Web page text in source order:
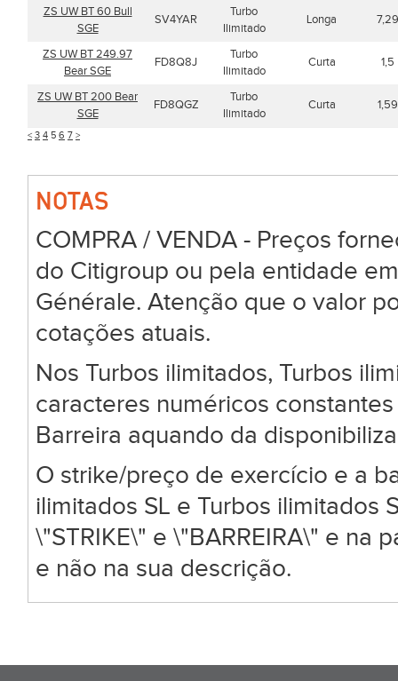
ZS UW BT 60 Bull
SGE
SV4YAR
Turbo
Ilimitado
Longa 7,29
ZS UW BT 249.97
Bear SGE
FD8Q8J
Turbo
Ilimitado
Curta 1,5
ZS UW BT 200 Bear
SGE
FD8QGZ
Turbo
Ilimitado
Curta 1,59
< 3 4 5 6 7 >
NOTAS
COMPRA / VENDA - Preços
do Citigroup ou pela entidade
Générale. Atenção que o valor
cotações atuais.
Nos Turbos ilimitados, Turbos
caracteres numéricos
Barreira aquando da
O strike/preço de exercício e a
ilimitados SL e Turbos ilimitados
\"STRIKE\" e \"BARREIRA\" e na
e não na sua descrição.